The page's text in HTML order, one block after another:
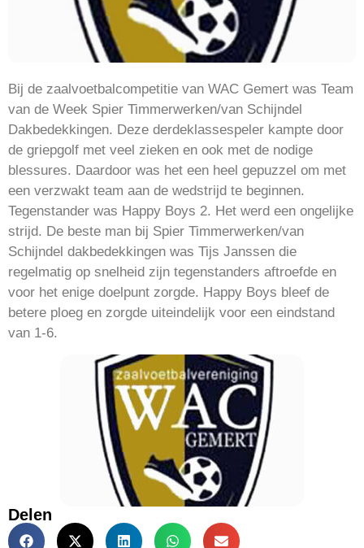
Bij de zaalvoetbalcompetitie van WAC Gemert was Team
van de Week Spier Timmerwerken/van Schijndel
Dakbedekkingen. Deze derdeklassespeler kampte door
de griepgolf met veel zieken en ook met de nodige
blessures. Daardoor was het een heel gepuzzel om met
een verzwakt team aan de wedstrijd te beginnen.
Tegenstander was Happy Boys 2. Het werd een ongelijke
strijd. De beste man bij Spier Timmerwerken/van
Schijndel dakbedekkingen was Tijs Janssen die
regelmatig op snelheid zijn tegenstanders aftroefde en
voor het enige doelpunt zorgde. Happy Boys bleef de
betere ploeg en zorgde uiteindelijk voor een eindstand
van 1-6.
Delen